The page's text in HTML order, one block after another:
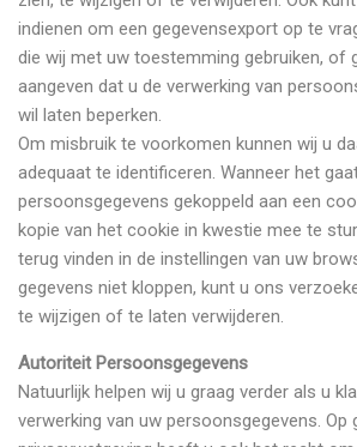
indienen om een gegevensexport op te
die wij met uw toestemming gebruiken, of
aangeven dat u de verwerking van
wil laten beperken.
Om misbruik te voorkomen kunnen wij u
adequaat te identificeren. Wanneer het
persoonsgegevens gekoppeld aan een
kopie van het cookie in kwestie mee te
terug vinden in de instellingen van uw
gegevens niet kloppen, kunt u ons
te wijzigen of te laten verwijderen.
Autoriteit Persoonsgegevens
Natuurlijk helpen wij u graag verder als u
verwerking van uw persoonsgegevens. Op